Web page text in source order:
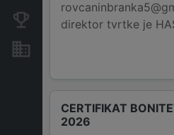
Konkurentne kompanije
direktor tvrtke je
CERTIFIKAT
2026